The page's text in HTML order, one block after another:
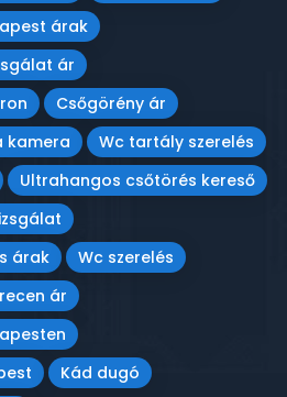
árak
ár
Csőgörény ár
kamera
Wc tartály szerelés
Ultrahangos csőtörés kereső
árak
Wc szerelés
ár
Kád dugó